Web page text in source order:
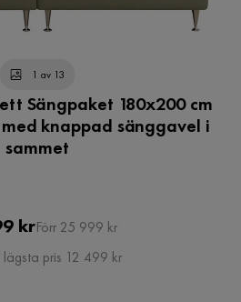
1 av 13
Sängpaket 180x200 cm
knappad sänggavel i
sammet
Pris
krOriginal
Pris
Förr 25 999 kr
lägsta pris 12 499 kr